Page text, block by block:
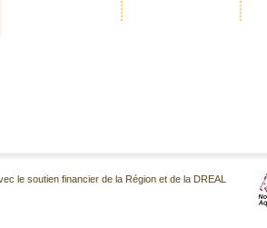
le soutien financier de la Région et de la DREAL